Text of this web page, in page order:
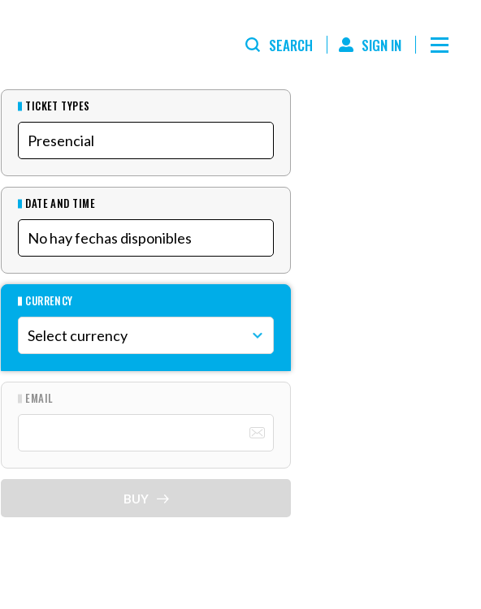
SEARCH SIGN IN
TICKET TYPES
DATE AND TIME
CURRENCY
EMAIL
BUY